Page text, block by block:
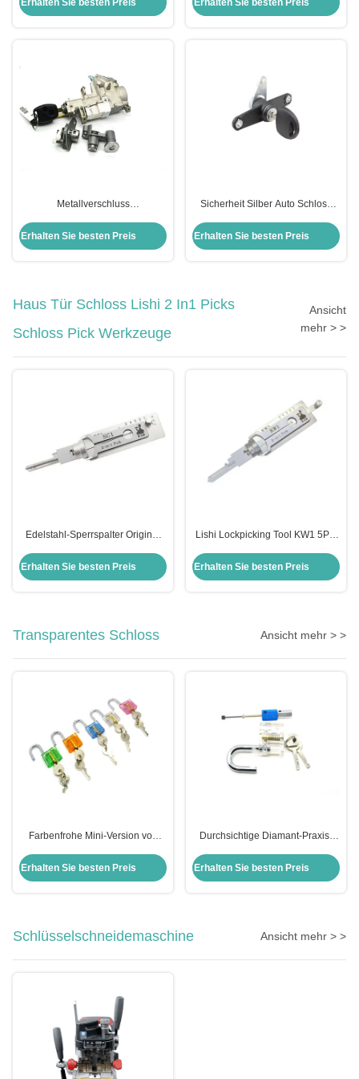
Erhalten Sie besten Preis Erhalten Sie besten Preis
Metallverschluss
Zündverschluss Set Honda Civic
Verschluss Set für Honda Auto
Erhalten Sie besten Preis
Sicherheit Silber Auto Schloss
Opel Ersatz
Erhalten Sie besten Preis
Haus Tür Schloss Lishi 2 In1 Picks
Schloss Pick Werkzeuge
Ansicht
mehr > >
Edelstahl-Sperrspalter Original
Erhalten Sie besten Preis
Lishi Lockpicking Tool KW1 5Pin
Decoder Tool
Erhalten Sie besten Preis
Transparentes Schloss Ansicht mehr > >
Farbenfrohe Mini-Version von
Set 5pcs
Erhalten Sie besten Preis
Durchsichtige Diamant-Praxis-
Kombination von Ausrüstung
Erhalten Sie besten Preis
Schlüsselschneidemaschine Ansicht mehr > >